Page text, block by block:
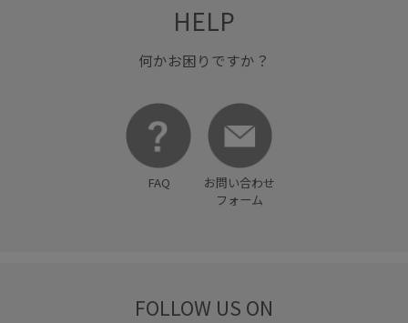
HELP
何かお困りですか？
FAQ
お問い合わせ
フォーム
FOLLOW US ON